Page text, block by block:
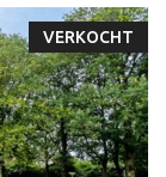
VERKOCHT